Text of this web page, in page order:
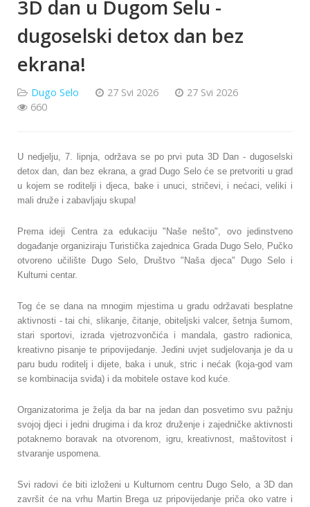
3D dan u Dugom Selu -
dugoselski detox dan bez
ekrana!
Dugo Selo 27 Svi 2026
27 Svi 2026
660
U nedjelju, 7. lipnja, održava se po prvi puta 3D Dan - dugoselski
detox dan, dan bez ekrana, a grad Dugo Selo će se pretvoriti u grad
u kojem se roditelji i djeca, bake i unuci, stričevi, i nećaci, veliki i
mali druže i zabavljaju skupa!
Prema ideji Centra za edukaciju "Naše nešto", ovo jedinstveno
događanje organiziraju Turistička zajednica Grada Dugo Selo, Pučko
otvoreno učilište Dugo Selo, Društvo "Naša djeca" Dugo Selo i
Kulturni centar.
Tog će se dana na mnogim mjestima u gradu održavati besplatne
aktivnosti - tai chi, slikanje, čitanje, obiteljski valcer, šetnja šumom,
stari sportovi, izrada vjetrozvončića i mandala, gastro radionica,
kreativno pisanje te pripovijedanje. Jedini uvjet sudjelovanja je da u
paru budu roditelj i dijete, baka i unuk, stric i nećak (koja-god vam
se kombinacija sviđa) i da mobitele ostave kod kuće.
Organizatorima je želja da bar na jedan dan posvetimo svu pažnju
svojoj djeci i jedni drugima i da kroz druženje i zajedničke aktivnosti
potaknemo boravak na otvorenom, igru, kreativnost, maštovitost i
stvaranje uspomena.
Svi radovi će biti izloženi u Kulturnom centru Dugo Selo, a 3D dan
završit će na vrhu Martin Brega uz pripovijedanje priča oko vatre i